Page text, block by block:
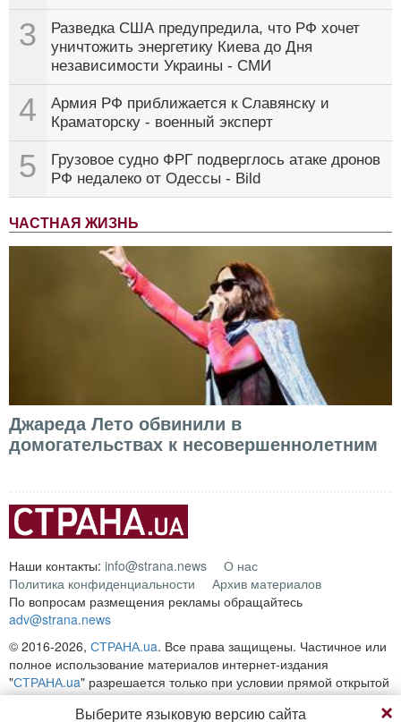
3
Разведка США предупредила, что РФ хочет
уничтожить энергетику Киева до Дня
независимости Украины - СМИ
4
Армия РФ приближается к Славянску и
Краматорску - военный эксперт
5
Грузовое судно ФРГ подверглось атаке дронов
РФ недалеко от Одессы - Bild
ЧАСТНАЯ ЖИЗНЬ
Джареда Лето обвинили в
домогательствах к несовершеннолетним
Наши контакты: info@strana.news
О нас
Политика конфиденциальности
Архив материалов
По вопросам размещения рекламы обращайтесь
adv@strana.news
© 2016-2026, СТРАНА.ua. Все права защищены. Частичное или
полное использование материалов интернет-издания
"СТРАНА.ua" разрешается только при условии прямой открытой
для поисковых систем гиперссылки на непосредственный адрес
материала на сайтеstrana.ua
Выберите языковую версию сайта